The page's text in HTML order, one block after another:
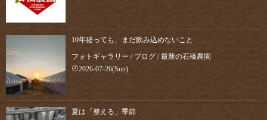
10年経っても、まだ飲み込めないこと
フォトギャラリー / ブログ /最新の石橋農園
2026-07-26(Sun)
夏は「整える」季節